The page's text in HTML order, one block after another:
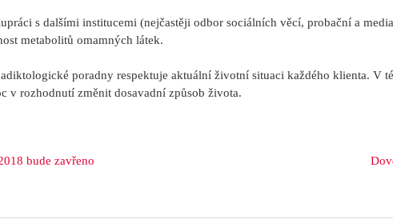
s dalšími institucemi (nejčastěji odbor sociálních věcí, probační a
metabolitů omamných látek.
adiktologické poradny respektuje aktuální životní situaci každého klienta. V
v rozhodnutí změnit dosavadní způsob života.
bude zavřeno